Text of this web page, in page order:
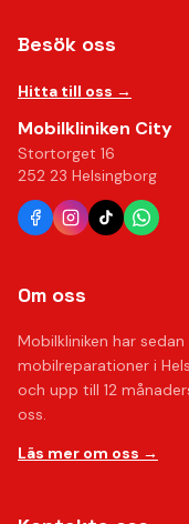
Besök oss
Hitta till oss →
Mobilkliniken City
Stortorget 16
252 23 Helsingborg
Om oss
Mobilkliniken har
mobilreparationer i
och upp till 12
oss.
Läs mer om oss →